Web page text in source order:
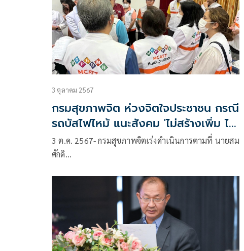
3 ตุลาคม 2567
กรมสุขภาพจิต ห่วงจิตใจประชาชน กรณี
รถบัสไฟไหม้ แนะสังคม 'ไม่สร้างเพิ่ม ไม่
เสริมข่าว'
3 ต.ค. 2567- กรมสุขภาพจิตเร่งดำเนินการตามที่ นายสม
ศักดิ…